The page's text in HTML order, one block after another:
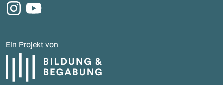
Instagram
Youtube
Ein Projekt von
Bildung und Begabung